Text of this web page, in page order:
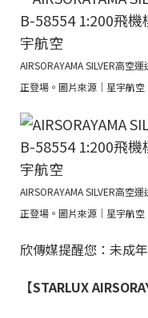
AIRSORAYAMA SILVER高空
正登場。圖片來源｜星宇航空
AIRSORAYAMA SILVER高空
正登場。圖片來源｜星宇航空
欣傳媒提醒您：未成
【STARLUX